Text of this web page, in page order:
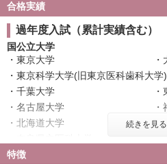
合格実績
過年度入試（累計実績含む
国公立大学
東京大学
東京科学大学(旧東京医科歯科大学)
千葉大学
名古屋大学
北海道大学
名古屋市立大学
続きを見る
特徴